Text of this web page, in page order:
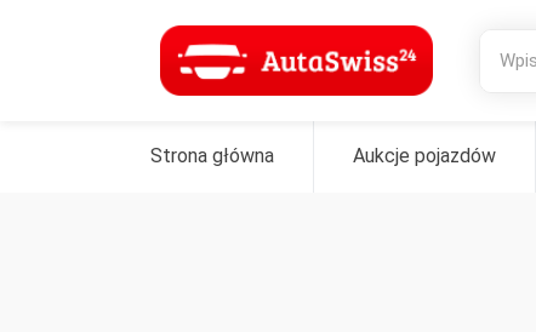
Strona główna Aukcje pojazdów